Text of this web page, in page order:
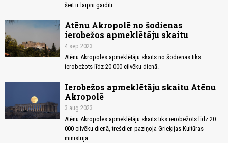
šeit ir laipni gaidīti.
Atēnu Akropolē no šodienas
ierobežos apmeklētāju skaitu
4.sep 2023
Atēnu Akropoles apmeklētāju skaits no šodienas tiks
ierobežots līdz 20 000 cilvēku dienā.
Ierobežos apmeklētāju skaitu Atēnu
Akropolē
3.aug 2023
Atēnu Akropoles apmeklētāju skaits tiks ierobežots līdz 20
000 cilvēku dienā, trešdien paziņoja Grieķijas Kultūras
ministrija.